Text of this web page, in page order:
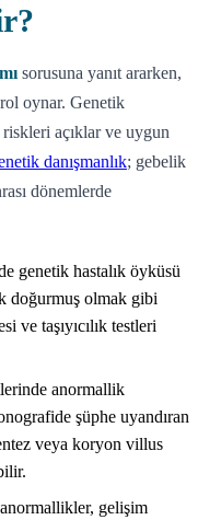
sorusuna yanıt ararken,
oynar. Genetik
açıklar ve uygun
danışmanlık; gebelik
dönemlerde
genetik hastalık öyküsü
doğurmuş olmak gibi
ve taşıyıcılık testleri
anormallik
şüphe uyandıran
veya koryon villus
gelişim